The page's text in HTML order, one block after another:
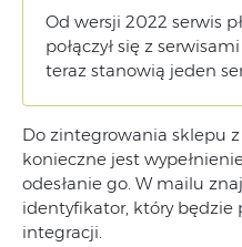
Od wersji 2022 serwis
połączył się z
teraz stanowią jeden
Do zintegrowania sklepu
konieczne jest
odesłanie go. W mailu
identyfikator, który będzie
integracji.